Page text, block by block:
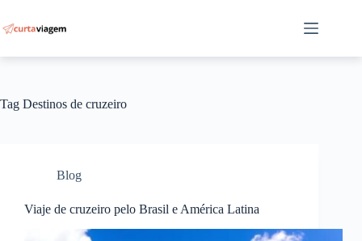
para
o
Tag Destinos de cruzeiro
Blog
Viaje de cruzeiro pelo Brasil e América Latina